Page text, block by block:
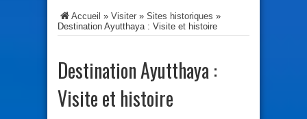
Accueil » Visiter » Sites historiques »
Destination Ayutthaya : Visite et histoire
Destination Ayutthaya :
Visite et histoire